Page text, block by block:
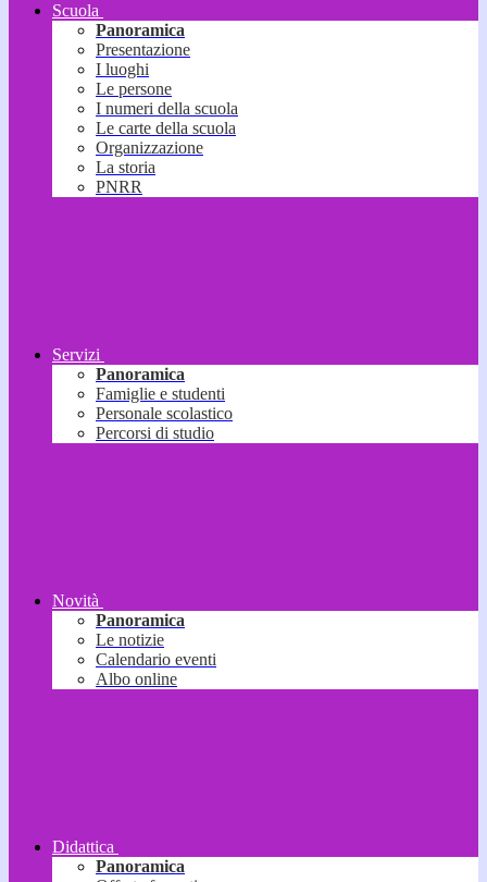
Scuola
Panoramica
Presentazione
I luoghi
Le persone
I numeri della scuola
Le carte della scuola
Organizzazione
La storia
PNRR
Servizi
Panoramica
Famiglie e studenti
Personale scolastico
Percorsi di studio
Novità
Panoramica
Le notizie
Calendario eventi
Albo online
Didattica
Panoramica